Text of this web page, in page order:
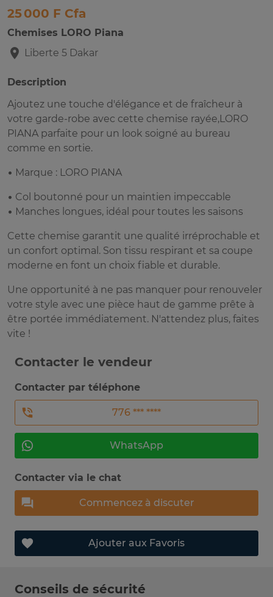
25 000 F Cfa
Chemises LORO Piana
Liberte 5 Dakar
Description
Ajoutez une touche d'élégance et de fraîcheur à
votre garde-robe avec cette chemise rayée,LORO
PIANA parfaite pour un look soigné au bureau
comme en sortie.
• Marque : LORO PIANA
• Col boutonné pour un maintien impeccable
• Manches longues, idéal pour toutes les saisons
Cette chemise garantit une qualité irréprochable et
un confort optimal. Son tissu respirant et sa coupe
moderne en font un choix fiable et durable.
Une opportunité à ne pas manquer pour renouveler
votre style avec une pièce haut de gamme prête à
être portée immédiatement. N'attendez plus, faites
vite !
Contacter le vendeur
Contacter par téléphone
776 *** ****
WhatsApp
Contacter via le chat
Commencez à discuter
Ajouter aux Favoris
Conseils de sécurité